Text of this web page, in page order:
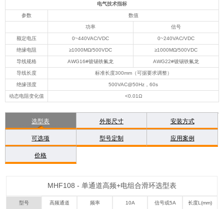
电气技术指标
参数 数值
功率 信号
额定电压 0~440VAC/VDC 0~240VAC/VDC
绝缘电阻 ≥1000MΩ/500VDC ≥1000MΩ/500VDC
导线规格 AWG16#镀锡铁氟龙 AWG22#镀锡铁氟龙
导线长度 标准长度300mm（可据要求调整）
绝缘强度 500VAC@50Hz，60s
动态电阻变化值 <0.01Ω
选型表 外形尺寸 安装方式
可选项 型号定制 应用案例
价格
MHF108 - 单通道高频+电组合滑环选型表
型号 高频通道 频率 10A 信号或5A 长度L(mm)